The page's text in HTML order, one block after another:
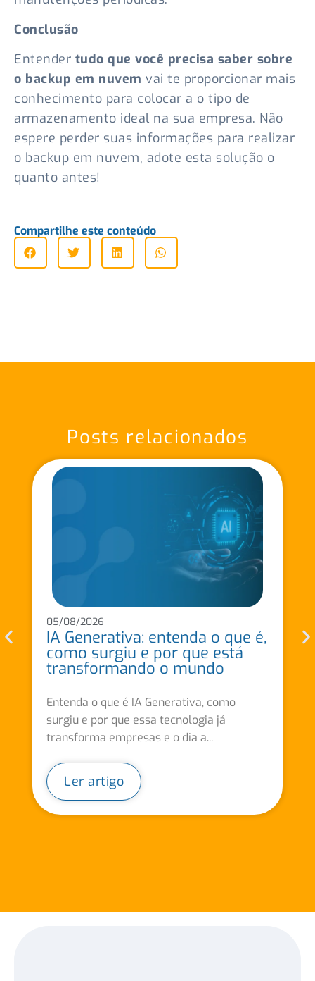
Conclusão
Entender tudo que você precisa saber sobre
o backup em nuvem vai te proporcionar mais
conhecimento para colocar a o tipo de
armazenamento ideal na sua empresa. Não
espere perder suas informações para realizar
o backup em nuvem, adote esta solução o
quanto antes!
Compartilhe este conteúdo
Posts relacionados
05/08/2026
IA Generativa: entenda o que é,
como surgiu e por que está
transformando o mundo
Entenda o que é IA Generativa, como
surgiu e por que essa tecnologia já
transforma empresas e o dia a...
Ler artigo